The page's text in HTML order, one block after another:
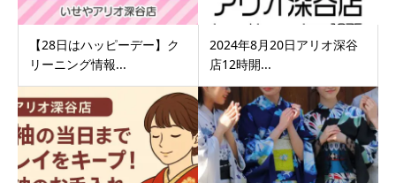
【28日はハッピーデー】ク
リーニング情報...
2024年8月20日アリオ深谷
店12時開...